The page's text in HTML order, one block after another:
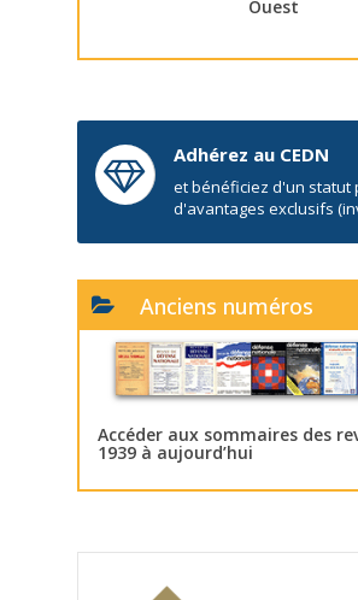
Ouest
Adhérez au CEDN
et bénéficiez d'un statut
d'avantages exclusifs
Anciens numéros
Accéder aux sommaires des
1939 à aujourd’hui